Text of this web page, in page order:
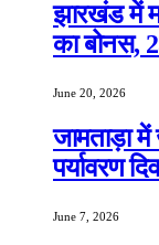
झारखंड में
का बोनस,
June 20, 2026
जामताड़ा में
पर्यावरण
June 7, 2026